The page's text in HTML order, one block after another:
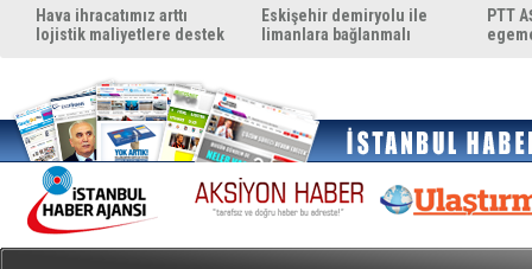
Hava ihracatımız arttı
lojistik maliyetlere destek
Eskişehir demiryolu ile
limanlara bağlanmalı
PTT